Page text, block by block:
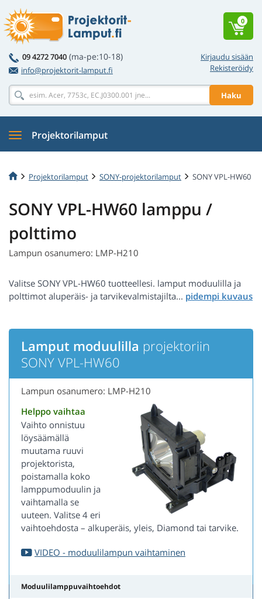
Kirjaudu sisään
Rekisteröidy
09 4272 7040 (ma-pe:10-18)
info@projektorit-lamput.fi
Haku
0
Projektorilamput
Projektorilamput SONY-projektorilamput SONY VPL-HW60
SONY VPL-HW60 lamppu /
polttimo
Lampun osanumero: LMP-H210
Valitse SONY VPL-HW60 tuotteellesi. lamput moduulilla ja
polttimot aluperäis- ja tarvikevalmistajilta...
Lamput moduulilla projektoriin
SONY VPL-HW60
Lampun osanumero: LMP-H210
Helppo vaihtaa
Vaihto onnistuu
löysäämällä
muutama ruuvi
projektorista,
poistamalla koko
lamppumoduulin ja
vaihtamalla se
uuteen. Valitse 4 eri
vaihtoehdosta – alkuperäis, yleis, Diamond tai tarvike.
VIDEO - moduulilampun vaihtaminen
Moduulilamppuvaihtoehdot